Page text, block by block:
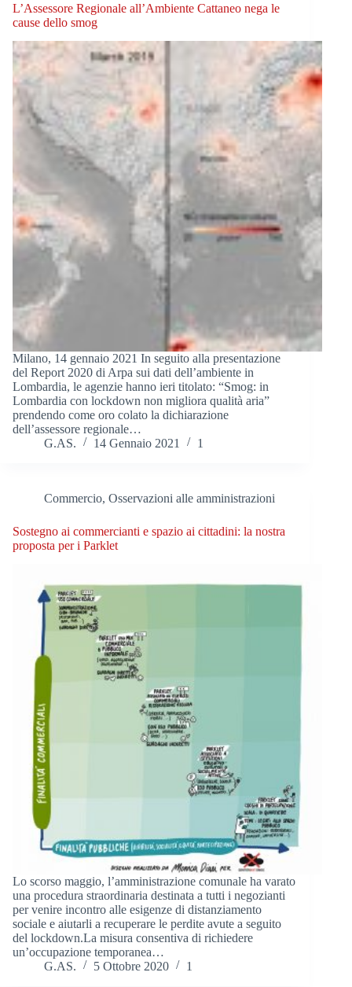
L’Assessore Regionale all’Ambiente Cattaneo nega le
cause dello smog
Milano, 14 gennaio 2021 In seguito alla presentazione
del Report 2020 di Arpa sui dati dell’ambiente in
Lombardia, le agenzie hanno ieri titolato: “Smog: in
Lombardia con lockdown non migliora qualità aria”
prendendo come oro colato la dichiarazione
dell’assessore regionale…
G.AS.
14 Gennaio 2021 1
Commercio, Osservazioni alle amministrazioni
Sostegno ai commercianti e spazio ai cittadini: la nostra
proposta per i Parklet
Lo scorso maggio, l’amministrazione comunale ha varato
una procedura straordinaria destinata a tutti i negozianti
per venire incontro alle esigenze di distanziamento
sociale e aiutarli a recuperare le perdite avute a seguito
del lockdown.La misura consentiva di richiedere
un’occupazione temporanea…
G.AS.
5 Ottobre 2020 1